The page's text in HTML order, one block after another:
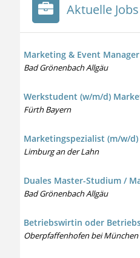
Aktuelle Jobs
Marketing & Event
Bad Grönenbach Allgäu
Werkstudent (w/m/d)
Fürth Bayern
Marketingspezialist (m/w/
Limburg an der Lahn
Duales Master-Studium /
Bad Grönenbach Allgäu
Betriebswirtin oder
Oberpfaffenhofen bei München